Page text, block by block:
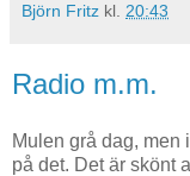
Björn Fritz kl. 20:43
Radio m.m.
Mulen grå dag, men
på det. Det är skönt